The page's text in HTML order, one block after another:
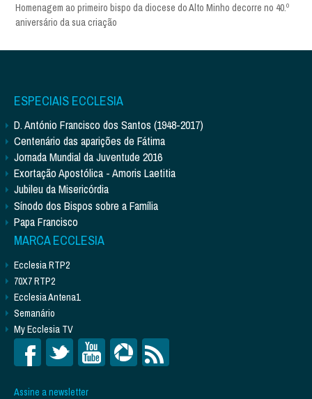
Homenagem ao primeiro bispo da diocese do Alto Minho decorre no 40.º
aniversário da sua criação
ESPECIAIS ECCLESIA
D. António Francisco dos Santos (1948-2017)
Centenário das aparições de Fátima
Jornada Mundial da Juventude 2016
Exortação Apostólica - Amoris Laetitia
Jubileu da Misericórdia
Sínodo dos Bispos sobre a Família
Papa Francisco
MARCA ECCLESIA
Ecclesia RTP2
70X7 RTP2
Ecclesia Antena1
Semanário
My Ecclesia TV
Assine a newsletter